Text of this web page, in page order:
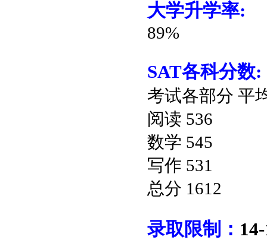
大学升学率:
89%
SAT各科分数:
考试各部分 平
阅读 536
数学 545
写作 531
总分 1612
录取限制：